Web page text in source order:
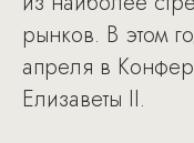
рынков. В этом
апреля в
Елизаветы II.